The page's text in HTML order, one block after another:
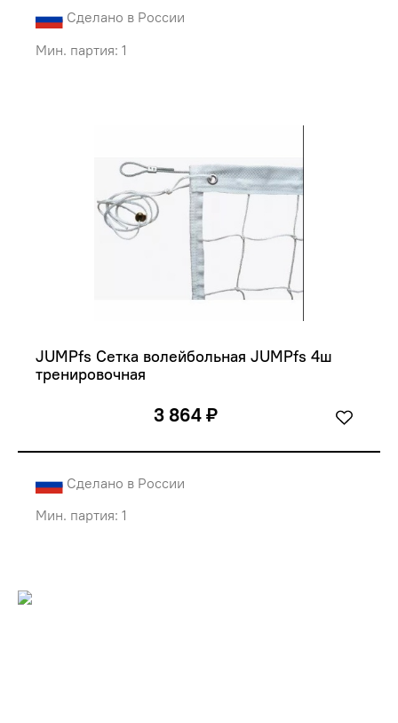
Сделано в России
Мин. партия: 1
JUMPfs Сетка волейбольная JUMPfs 4ш
тренировочная
3 864 ₽
Сделано в России
Мин. партия: 1